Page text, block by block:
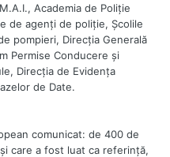
Academia de Poliţie
de agenţi de poliţie, Şcolile
pompieri, Direcţia Generală
Permise Conducere şi
Direcţia de Evidenţa
de Date.
comunicat: de 400 de
care a fost luat ca referinţă,